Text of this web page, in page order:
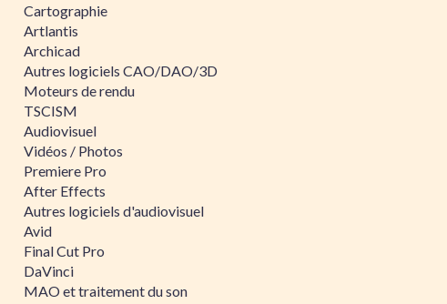
Cartographie
Artlantis
Archicad
Autres logiciels CAO/DAO/3D
Moteurs de rendu
TSCISM
Audiovisuel
Vidéos / Photos
Premiere Pro
After Effects
Autres logiciels d'audiovisuel
Avid
Final Cut Pro
DaVinci
MAO et traitement du son